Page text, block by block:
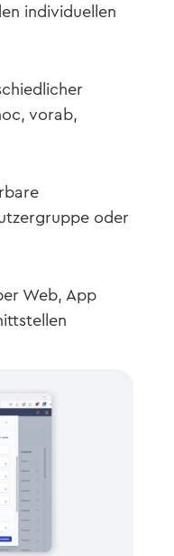
individuellen
vorab,
oder
Web, App